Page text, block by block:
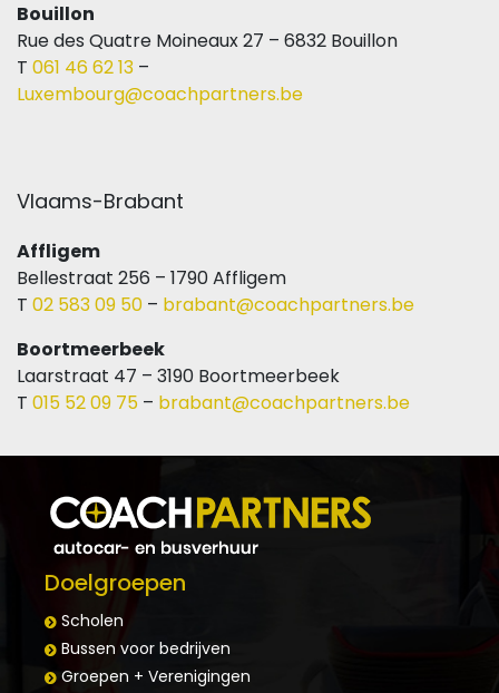
Bouillon
Rue des Quatre Moineaux 27 – 6832 Bouillon
T 061 46 62 13 –
Luxembourg@coachpartners.be
Vlaams-Brabant
Affligem
Bellestraat 256 – 1790 Affligem
T 02 583 09 50 – brabant@coachpartners.be
Boortmeerbeek
Laarstraat 47 – 3190 Boortmeerbeek
T 015 52 09 75 – brabant@coachpartners.be
Doelgroepen
Scholen
Bussen voor bedrijven
Groepen + Verenigingen